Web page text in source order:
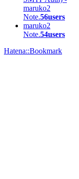
maruko2
Note.56users
maruko2
Note.54users
Hatena::Bookmark